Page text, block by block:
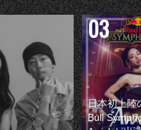
日本初上陸
Bull